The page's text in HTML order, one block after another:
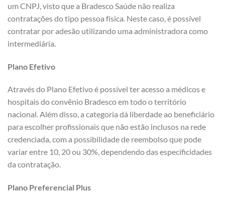
um CNPJ, visto que a Bradesco Saúde não realiza
contratações do tipo pessoa física. Neste caso, é possível
contratar por adesão utilizando uma administradora como
intermediária.
Plano Efetivo
Através do Plano Efetivo é possível ter acesso a médicos e
hospitais do convênio Bradesco em todo o território
nacional. Além disso, a categoria dá liberdade ao beneficiário
para escolher profissionais que não estão inclusos na rede
credenciada, com a possibilidade de reembolso que pode
variar entre 10, 20 ou 30%, dependendo das especificidades
da contratação.
Plano Preferencial Plus